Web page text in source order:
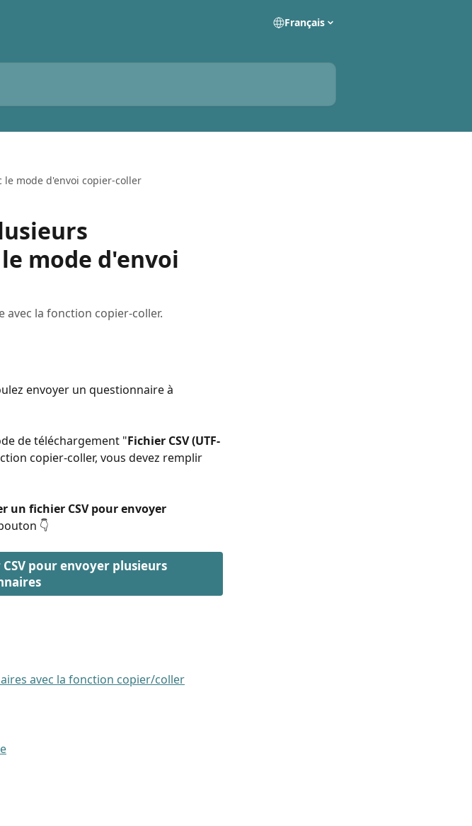
Français
le mode d'envoi copier-coller
mode d'envoi
la fonction copier-coller.
envoyer un questionnaire à
de téléchargement "Fichier CSV (UTF-
copier-coller, vous devez remplir
un fichier CSV pour envoyer
👇
pour envoyer plusieurs
avec la fonction copier/coller